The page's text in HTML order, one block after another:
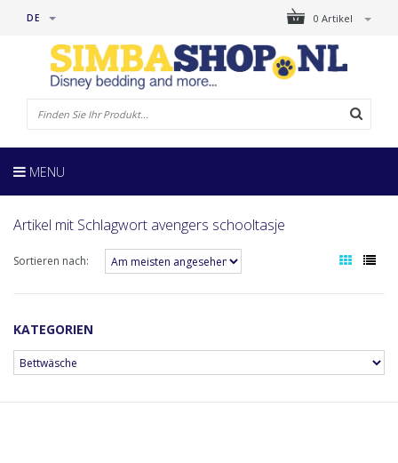
0 Artikel
DE
MENU
Artikel mit Schlagwort avengers schooltasje
Sortieren nach:
KATEGORIEN